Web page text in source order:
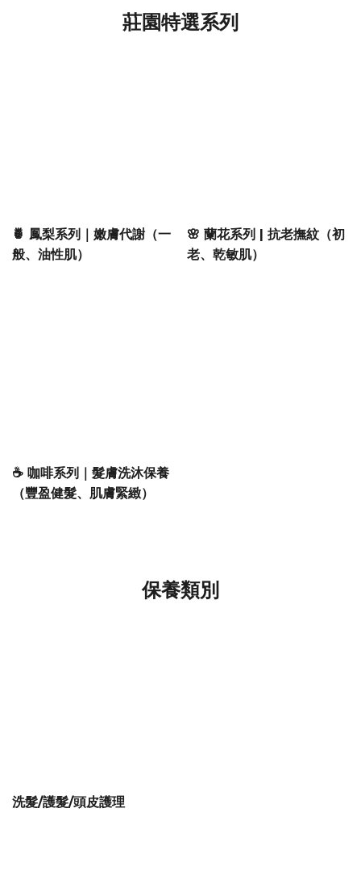
莊園特選系列
🍍 鳳梨系列｜嫩膚代謝（一
般、油性肌）
🌸 蘭花系列 | 抗老撫紋（初
老、乾敏肌）
☕ 咖啡系列｜髮膚洗沐保養
（豐盈健髮、肌膚緊緻）
保養類別
洗髮/護髮/頭皮護理